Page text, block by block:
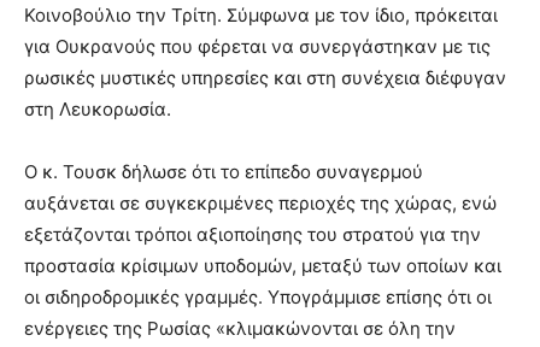
Κοινοβούλιο την Τρίτη. Σύμφωνα με τον ίδιο, πρόκειται
για Ουκρανούς που φέρεται να συνεργάστηκαν με τις
ρωσικές μυστικές υπηρεσίες και στη συνέχεια διέφυγαν
στη Λευκορωσία.
Ο κ. Τουσκ δήλωσε ότι το επίπεδο συναγερμού
αυξάνεται σε συγκεκριμένες περιοχές της χώρας, ενώ
εξετάζονται τρόποι αξιοποίησης του στρατού για την
προστασία κρίσιμων υποδομών, μεταξύ των οποίων και
οι σιδηροδρομικές γραμμές. Υπογράμμισε επίσης ότι οι
ενέργειες της Ρωσίας «κλιμακώνονται σε όλη την